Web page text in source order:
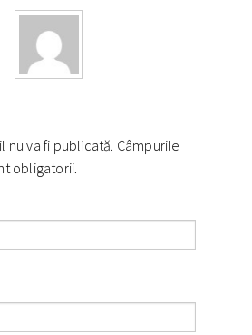
nu va fi publicată. Câmpurile
obligatorii.